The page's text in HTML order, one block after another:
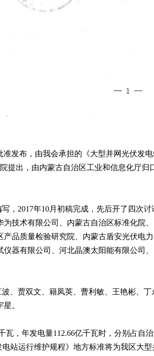
准发布， 由我会承担的 《大型并网光伏发
提出 ， 由内蒙古自治区工业和信息化厅归
写 ，2017年10月初稿完成 ， 先后开了四次讨
为技术有限公司 内蒙古自治区标准化院
产品质量检验研究院 内蒙古盾安光伏电
仪器有限公司 河北晶澳太阳能有限公司
波 贾双文 籍凤英 曹利敏 王艳彬 丁
星 。
瓦 ， 年发电量112.66亿千瓦时 ， 分别占自
站运行维护规程》 地方标准将为我区大